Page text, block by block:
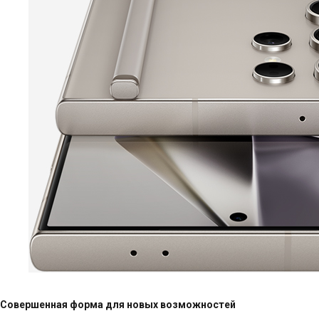
Совершенная форма для новых возможностей